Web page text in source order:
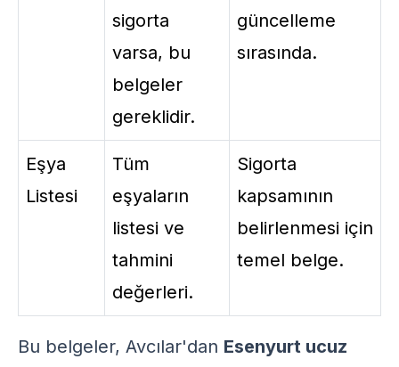
sigorta
varsa, bu
belgeler
gereklidir.
güncelleme
sırasında.
Eşya
Listesi
Tüm
eşyaların
listesi ve
tahmini
değerleri.
Sigorta
kapsamının
belirlenmesi için
temel belge.
Bu belgeler, Avcılar'dan Esenyurt ucuz